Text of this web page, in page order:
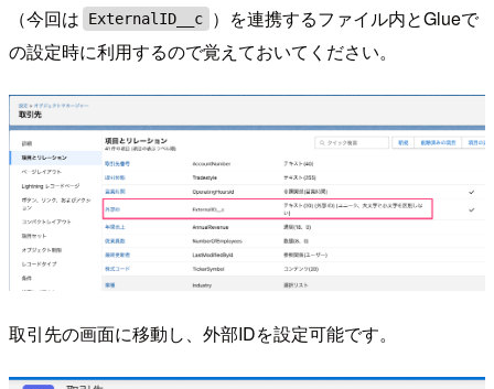
（今回は
ExternalID__c
）を連携するファイル内とGlueで
の設定時に利用するので覚えておいてください。
取引先の画面に移動し、外部IDを設定可能です。